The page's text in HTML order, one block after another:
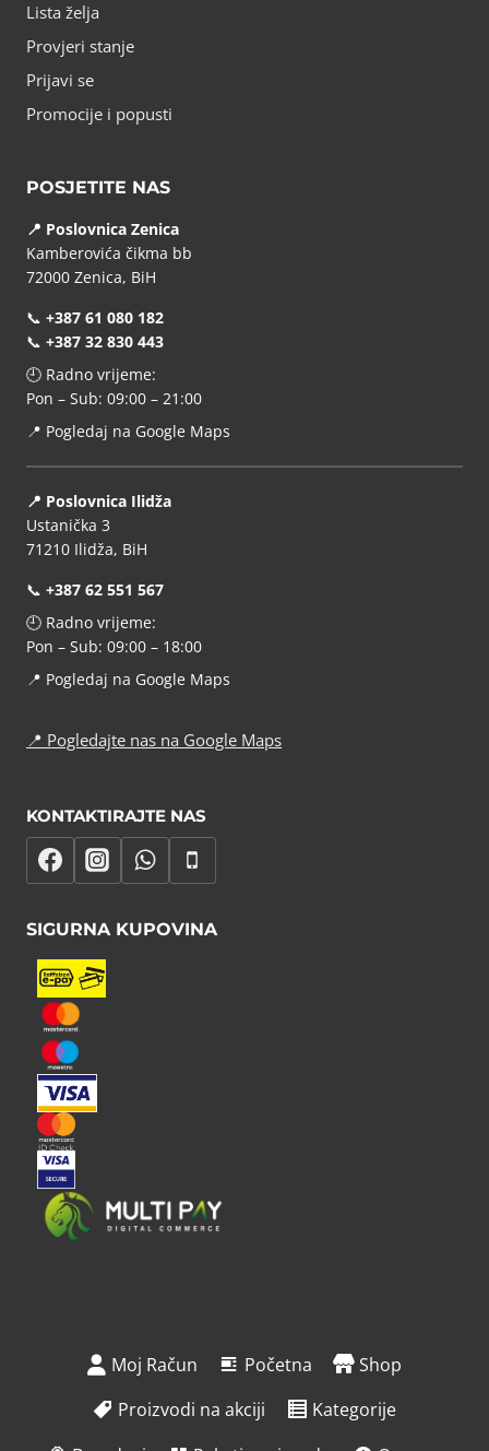
Lista želja
Provjeri stanje
Prijavi se
Promocije i popusti
POSJETITE NAS
📍 Poslovnica Zenica
Kamberovića čikma bb
72000 Zenica, BiH
📞 +387 61 080 182
📞 +387 32 830 443
🕘 Radno vrijeme:
Pon – Sub: 09:00 – 21:00
📍 Pogledaj na Google Maps
📍 Poslovnica Ilidža
Ustanička 3
71210 Ilidža, BiH
📞 +387 62 551 567
🕘 Radno vrijeme:
Pon – Sub: 09:00 – 18:00
📍 Pogledaj na Google Maps
📍 Pogledajte nas na Google Maps
KONTAKTIRAJTE NAS
SIGURNA KUPOVINA
Moj Račun Početna
Shop
Proizvodi na akciji
Kategorije